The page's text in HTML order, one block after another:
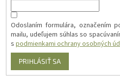
Odoslaním formulára, označením
mailu, udeľujem súhlas so
s podmienkami ochrany osobných
PRIHLÁSIŤ SA